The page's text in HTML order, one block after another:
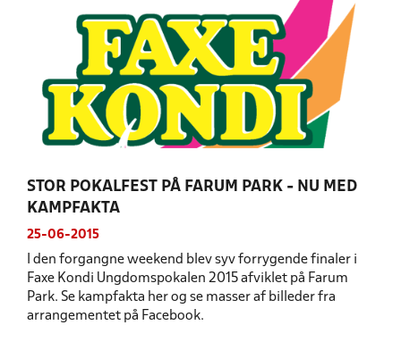
STOR POKALFEST PÅ FARUM PARK - NU MED
KAMPFAKTA
25-06-2015
I den forgangne weekend blev syv forrygende finaler i
Faxe Kondi Ungdomspokalen 2015 afviklet på Farum
Park. Se kampfakta her og se masser af billeder fra
arrangementet på Facebook.